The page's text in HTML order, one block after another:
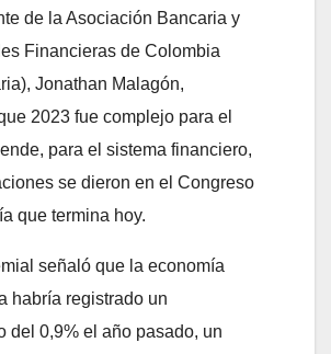
de la Asociación Bancaria y
Financieras de Colombia
Jonathan Malagón,
2023 fue complejo para el
para el sistema financiero,
se dieron en el Congreso
que termina hoy.
señaló que la economía
habría registrado un
del 0,9% el año pasado, un